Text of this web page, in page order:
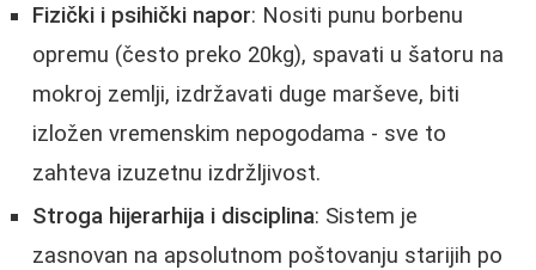
Fizički i psihički napor: Nositi punu borbenu
opremu (često preko 20kg), spavati u šatoru na
mokroj zemlji, izdržavati duge marševe, biti
izložen vremenskim nepogodama - sve to
zahteva izuzetnu izdržljivost.
Stroga hijerarhija i disciplina: Sistem je
zasnovan na apsolutnom poštovanju starijih po